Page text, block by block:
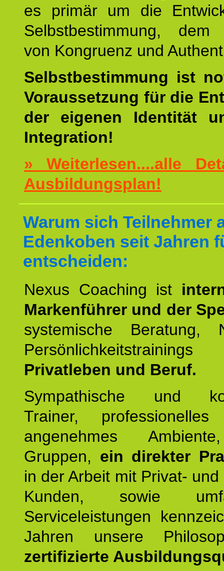
es primär um die
Selbstbestimmung, dem
von Kongruenz und
Selbstbestimmung ist
Voraussetzung für die
der eigenen Identität
Integration!
» Weiterlesen....alle
Ausbildungsplan!
Warum sich Teilnehmer
Edenkoben seit Jahren
entscheiden:
Nexus Coaching ist
Markenführer und der
systemische Beratung,
Privatleben und Beruf.
Sympathische und
Trainer, professionelles
angenehmes
Gruppen, ein direkter
in der Arbeit mit Privat-
Kunden, sowie
Serviceleistungen
Jahren unsere
zertifizierte